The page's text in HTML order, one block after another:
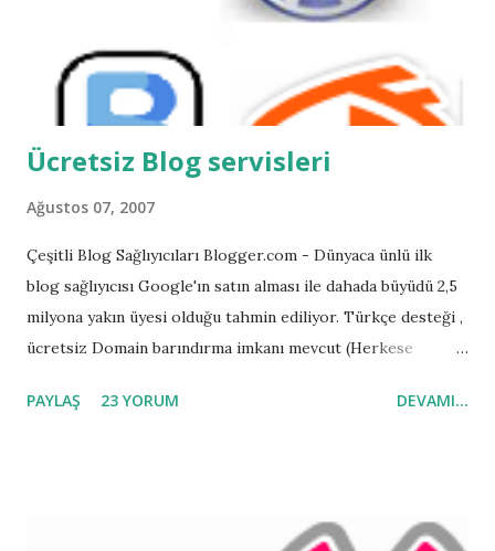
yapılacaktır. (1 asıl 1 yedek talihli) 5 filimi tahmin eden
çekiliş yapılacaktır. Çekiliş random.org sitesinde
yapılacaktır.Ekran görüntüsü yayınla...
Ücretsiz Blog servisleri
Ağustos 07, 2007
Çeşitli Blog Sağlıyıcıları Blogger.com - Dünyaca ünlü ilk
blog sağlıyıcısı Google'ın satın alması ile dahada büyüdü 2,5
milyona yakın üyesi olduğu tahmin ediliyor. Türkçe desteği ,
ücretsiz Domain barındırma imkanı mevcut (Herkese
blog sağlayıcı BlogYx.com - Yerleşik Chat box seçeneği
Blogging.com - İngilizce destekli blog sağlayıcı WordPress
PAYLAŞ 23 YORUM DEVAMI...